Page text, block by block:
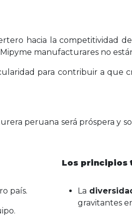
hacia la competitividad
manufacturares no
para contribuir a que
peruana será próspera y
país.
Los principios
La
gravitantes